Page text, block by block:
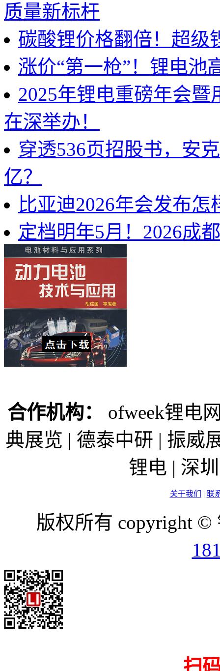
质量新标杆
碳酸锂价格翻倍！超级
涨价“第一枪”！锂电池
2025年锂电重磅年会
在深举办！
穿透536页招股书，安
亿？
比亚迪2026年会发布
定档明年5月！2026成
合作机构：
ofweek锂电
典展览 | 德泰中研 | 振威
锂电 | 深
关于我们 | 联
版权所有 copyright
扫